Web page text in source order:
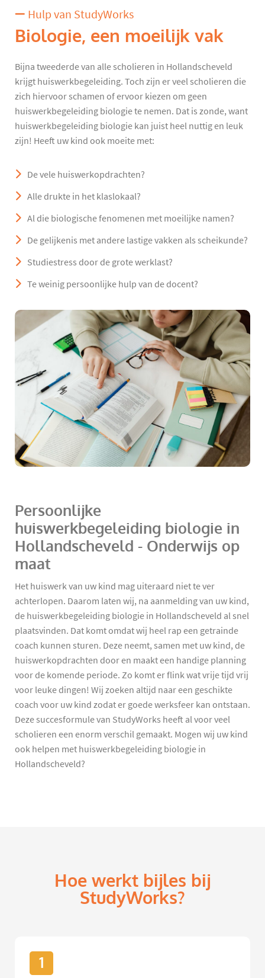
Hulp van StudyWorks
Biologie, een moeilijk vak
Bijna tweederde van alle scholieren in Hollandscheveld
krijgt huiswerkbegeleiding. Toch zijn er veel scholieren die
zich hiervoor schamen of ervoor kiezen om geen
huiswerkbegeleiding biologie te nemen. Dat is zonde, want
huiswerkbegeleiding biologie kan juist heel nuttig en leuk
zijn! Heeft uw kind ook moeite met:
De vele huiswerkopdrachten?
Alle drukte in het klaslokaal?
Al die biologische fenomenen met moeilijke namen?
De gelijkenis met andere lastige vakken als scheikunde?
Studiestress door de grote werklast?
Te weinig persoonlijke hulp van de docent?
Persoonlijke
huiswerkbegeleiding biologie in
Hollandscheveld - Onderwijs op
maat
Het huiswerk van uw kind mag uiteraard niet te ver
achterlopen. Daarom laten wij, na aanmelding van uw kind,
de huiswerkbegeleiding biologie in Hollandscheveld al snel
plaatsvinden. Dat komt omdat wij heel rap een getrainde
coach kunnen sturen. Deze neemt, samen met uw kind, de
huiswerkopdrachten door en maakt een handige planning
voor de komende periode. Zo komt er flink wat vrije tijd vrij
voor leuke dingen! Wij zoeken altijd naar een geschikte
coach voor uw kind zodat er goede werksfeer kan ontstaan.
Deze succesformule van StudyWorks heeft al voor veel
scholieren een enorm verschil gemaakt. Mogen wij uw kind
ook helpen met huiswerkbegeleiding biologie in
Hollandscheveld?
Hoe werkt bijles bij
StudyWorks?
1